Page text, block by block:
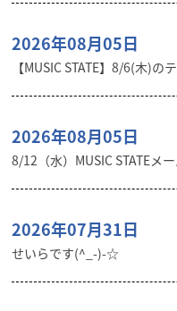
2026年08月05日
【MUSIC STATE】8/6(木)の
2026年08月05日
8/12（水）MUSIC STATEメ
2026年07月31日
せいらです(^_-)-☆